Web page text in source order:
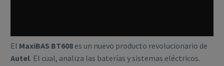
El MaxiBAS BT608 es un nuevo producto revolucionario de
Autel. El cual, analiza las baterías y sistemas eléctricos.